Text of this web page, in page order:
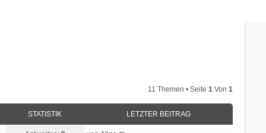
11 Themen • Seite1 Von1
STATISTIK LETZTER BEITRAG